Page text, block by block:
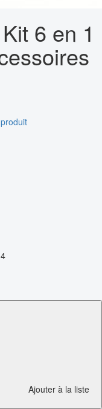
6 en 1
Ajouter à la liste